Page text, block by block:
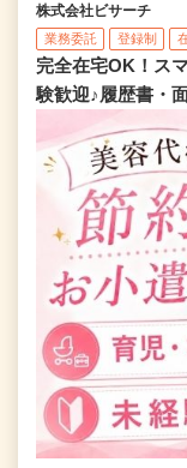
株式会社ビサーチ
業務委託 登録制
完全在宅OK！ス
験歓迎♪履歴書・